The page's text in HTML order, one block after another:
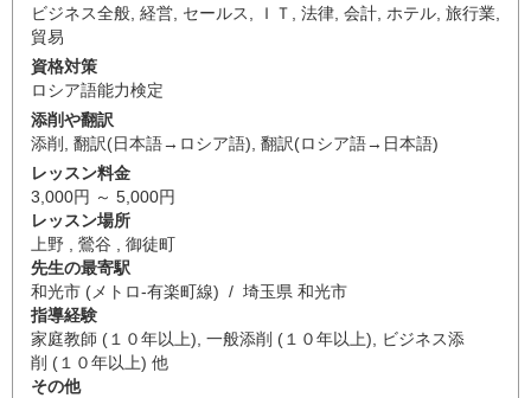
ビジネス全般 経営 セールス ＩＴ 法律 会計 ホテル 旅行業
貿易
資格対策
ロシア語能力検定
添削や翻訳
添削 翻訳(日本語→ロシア語) 翻訳(ロシア語→日本語)
レッスン料金
3,000円 ～ 5,000円
レッスン場所
上野 , 鶯谷 , 御徒町
先生の最寄駅
和光市 (メトロ-有楽町線) / 埼玉県 和光市
指導経験
家庭教師 (１０年以上), 一般添削 (１０年以上), ビジネス添
削 (１０年以上) 他
その他